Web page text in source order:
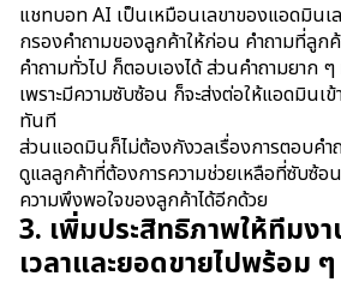
แชทบอท AI เป็นเหมือนเลขาของแอดมินเ
กรองคำถามของลูกค้าให้ก่อน คำถามที่ลูก
คำถามทั่วไป ก็ตอบเองได้ ส่วนคำถามยาก
เพราะมีความซับซ้อน ก็จะส่งต่อให้แอดมินเ
ทันที
ส่วนแอดมินก็ไม่ต้องกังวลเรื่องการตอบคำ
ดูแลลูกค้าที่ต้องการความช่วยเหลือที่ซับซ้อ
ความพึงพอใจของลูกค้าได้อีกด้วย
3. เพิ่มประสิทธิภาพให้ทีมง
เวลาและยอดขายไปพร้อม